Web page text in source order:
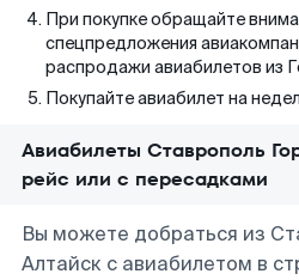
При покупке обращайте
спецпредложения
распродажи авиабилетов из
Покупайте авиабилет на
Авиабилеты Ставрополь
рейс или с пересадками
Вы можете добраться из
Алтайск с авиабилетом в